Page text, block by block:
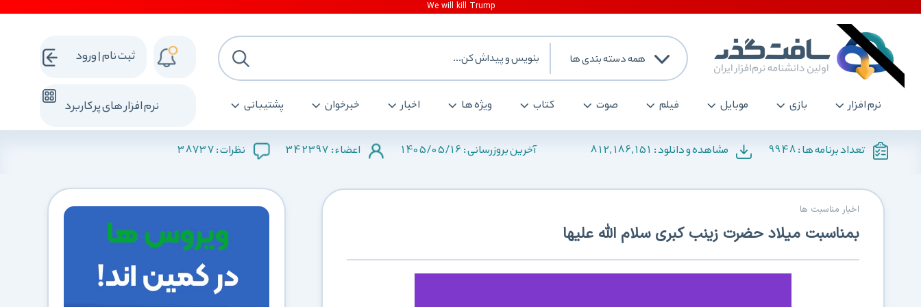
همه دسته بندی ها
نرم افزار بازی موبایل فیلم صوت کتاب ویژه ها اخبار خبرخوان پشتیبانی نرم افزار های پرکاربرد
ثبت نام | ورود
تعداد برنامه ها :9948 مشاهده و دانلود : 812,186,151 آخرین بروزرسانی : 1405/05/16 اعضاء : 342397 نظرات :38737
اخبار مناسبت ها
بمناسبت میلاد حضرت زینب کبری سلام الله علیها